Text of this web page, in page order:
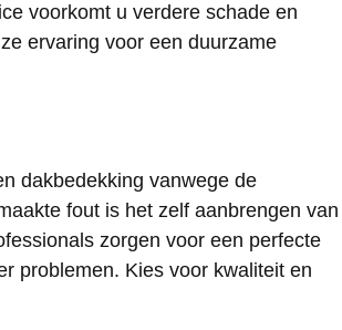
voorkomt u verdere schade en
ervaring voor een duurzame
dakbedekking vanwege de
fout is het zelf aanbrengen van
zorgen voor een perfecte
problemen. Kies voor kwaliteit en